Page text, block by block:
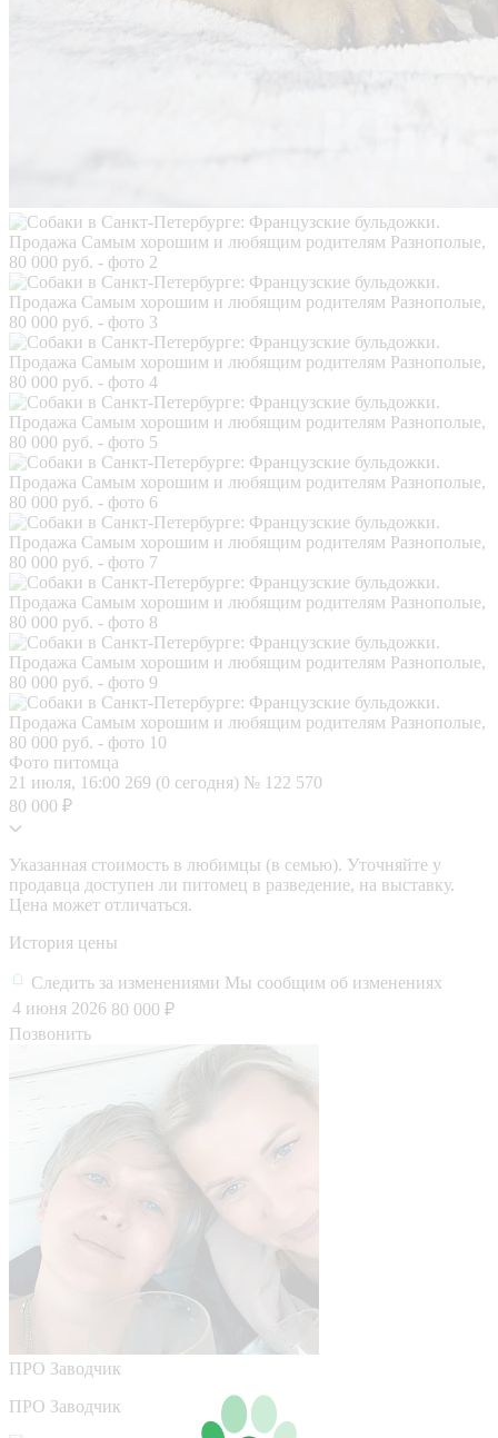
Фото питомца
21 июля, 16:00 269 (0 сегодня) № 122 570
80 000 ₽
Указанная стоимость в любимцы (в семью). Уточняйте у
продавца доступен ли питомец в разведение, на выставку.
Цена может отличаться.
История цены
Следить за изменениями Мы сообщим об изменениях
4 июня 2026 80 000 ₽
Позвонить
ПРО Заводчик
ПРО Заводчик